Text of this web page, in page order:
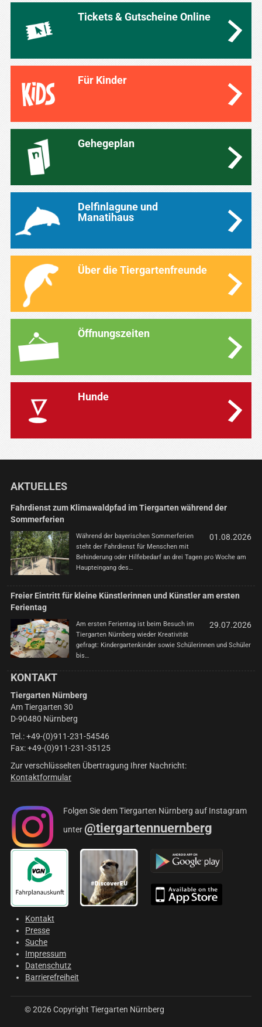
Tickets & Gutscheine Online
Für Kinder
Gehegeplan
Delfinlagune und
Manatihaus
Über die Tiergartenfreunde
Öffnungszeiten
Hunde
AKTUELLES
Fahrdienst zum Klimawaldpfad im Tiergarten während der
Sommerferien
01.08.2026
Während der bayerischen Sommerferien
steht der Fahrdienst für Menschen mit
Behinderung oder Hilfebedarf an drei Tagen pro Woche am
Haupteingang des…
Freier Eintritt für kleine Künstlerinnen und Künstler am ersten
Ferientag
29.07.2026
Am ersten Ferientag ist beim Besuch im
Tiergarten Nürnberg wieder Kreativität
gefragt: Kindergartenkinder sowie Schülerinnen und Schüler
bis…
KONTAKT
Tiergarten Nürnberg
Am Tiergarten 30
D-90480 Nürnberg
Tel.: +49-(0)911-231-54546
Fax: +49-(0)911-231-35125
Zur verschlüsselten Übertragung Ihrer Nachricht:
Kontaktformular
Folgen Sie dem Tiergarten Nürnberg auf Instagram
unter @tiergartennuernberg
Kontakt
Presse
Suche
Impressum
Datenschutz
Barrierefreiheit
© 2026 Copyright Tiergarten Nürnberg